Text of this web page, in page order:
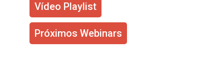
Vídeo Playlist
Próximos Webinars